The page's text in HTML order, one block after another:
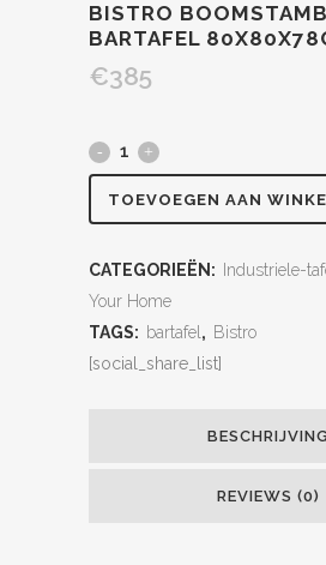
BISTRO
BARTAFEL
€385
TOEVOEGEN AAN
CATEGORIEËN: Industriele-
Your Home
TAGS: bartafel, Bistro
[social_share_list]
REVIEWS (0)